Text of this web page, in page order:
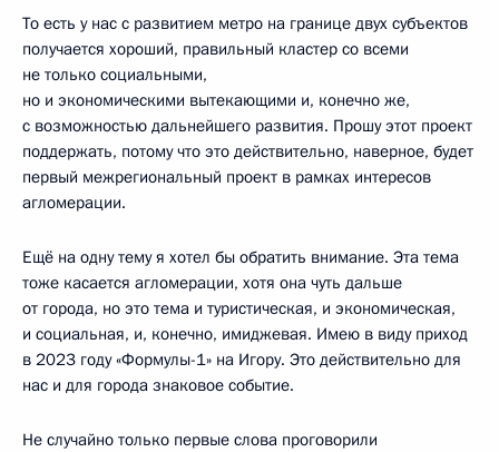
То есть у нас с развитием метро на границе двух субъектов
получается хороший, правильный кластер со всеми
не только социальными,
но и экономическими вытекающими и, конечно же,
с возможностью дальнейшего развития. Прошу этот проект
поддержать, потому что это действительно, наверное, будет
первый межрегиональный проект в рамках интересов
агломерации.
Ещё на одну тему я хотел бы обратить внимание. Эта тема
тоже касается агломерации, хотя она чуть дальше
от города, но это тема и туристическая, и экономическая,
и социальная, и, конечно, имиджевая. Имею в виду приход
в 2023 году «Формулы-1» на Игору. Это действительно для
нас и для города знаковое событие.
Не случайно только первые слова проговорили